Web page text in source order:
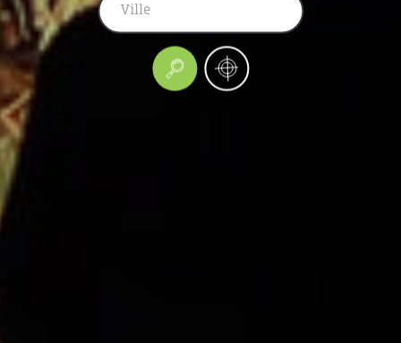
Ville
RechercherGéolocalisez
moi